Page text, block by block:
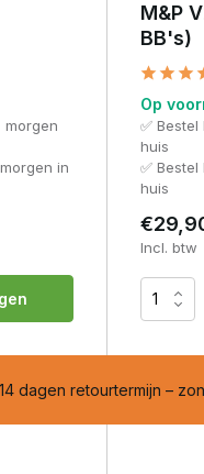
morgen
in
M&P
BB's)
Op
✅
huis
✅
huis
Incl. btw
stress.